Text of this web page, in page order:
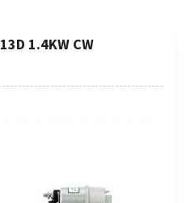
1.4KW CW